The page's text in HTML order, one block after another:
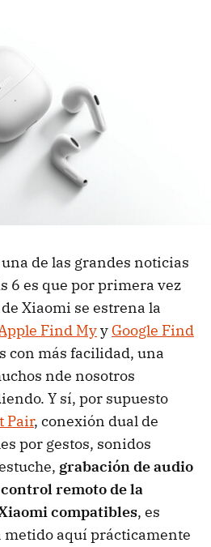
de las grandes noticias
6 es que por primera vez
Xiaomi se estrena la
Find Myy Google Find
con más facilidad, una
nde nosotros
Y sí, por supuesto
Pair, conexión dual de
por gestos, sonidos
grabación de audio
remoto de la
compatibles, es
metido aquí prácticamente